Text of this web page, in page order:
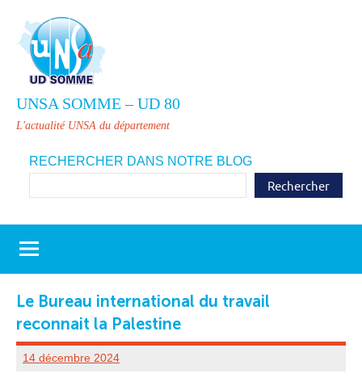
contenu
UNSA SOMME – UD 80
L'actualité UNSA du département
RECHERCHER DANS NOTRE BLOG
Rechercher
Le Bureau international du travail
reconnait la Palestine
14 décembre 2024
UD